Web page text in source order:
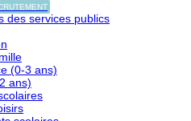
des services publics
(0-3 ans)
ans)